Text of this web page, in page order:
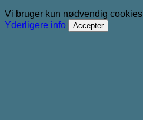
Vi bruger kun nødvendig cookies
Yderligere info
Accepter